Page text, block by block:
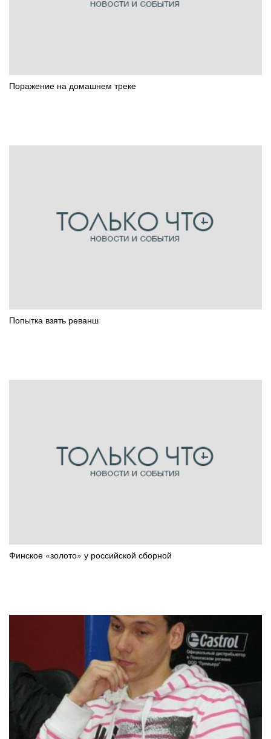
Поражение на домашнем треке
Попытка взять реванш
Финское «золото» у российской сборной